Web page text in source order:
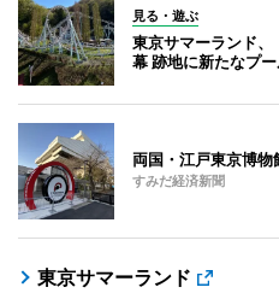
見る・遊ぶ
東京サマーランド
幕 跡地に新たなプ
両国・江戸東京博
すみだ経済新聞
東京サマーランド